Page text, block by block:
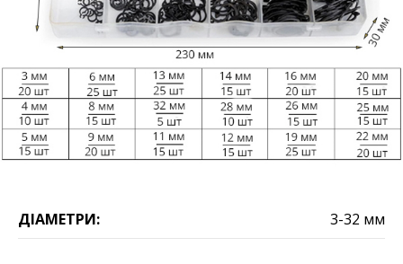
ДІАМЕТРИ: 3-32 мм